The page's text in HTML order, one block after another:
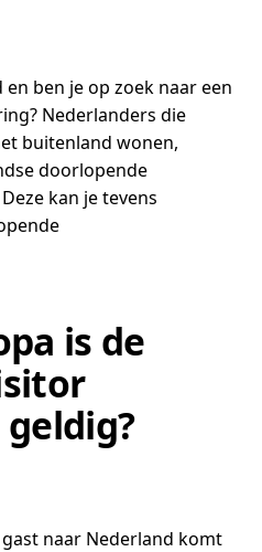
ben je op zoek naar een
Nederlanders die
buitenland wonen,
doorlopende
kan je tevens
is de
naar Nederland komt